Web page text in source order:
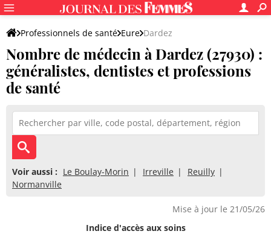
Professionnels de santé Eure Dardez
Nombre de médecin à Dardez (27930) :
généralistes, dentistes et professions
de santé
Voir aussi : Le Boulay-Morin Irreville
Reuilly
Normanville
Mise à jour le 21/05/26
Indice d'accès aux soins